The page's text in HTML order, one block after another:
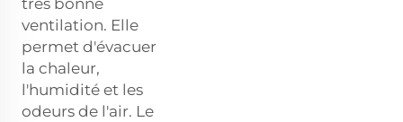
ventilation. Elle
permet d'évacuer
la chaleur,
l'humidité et les
odeurs de l'air. Le